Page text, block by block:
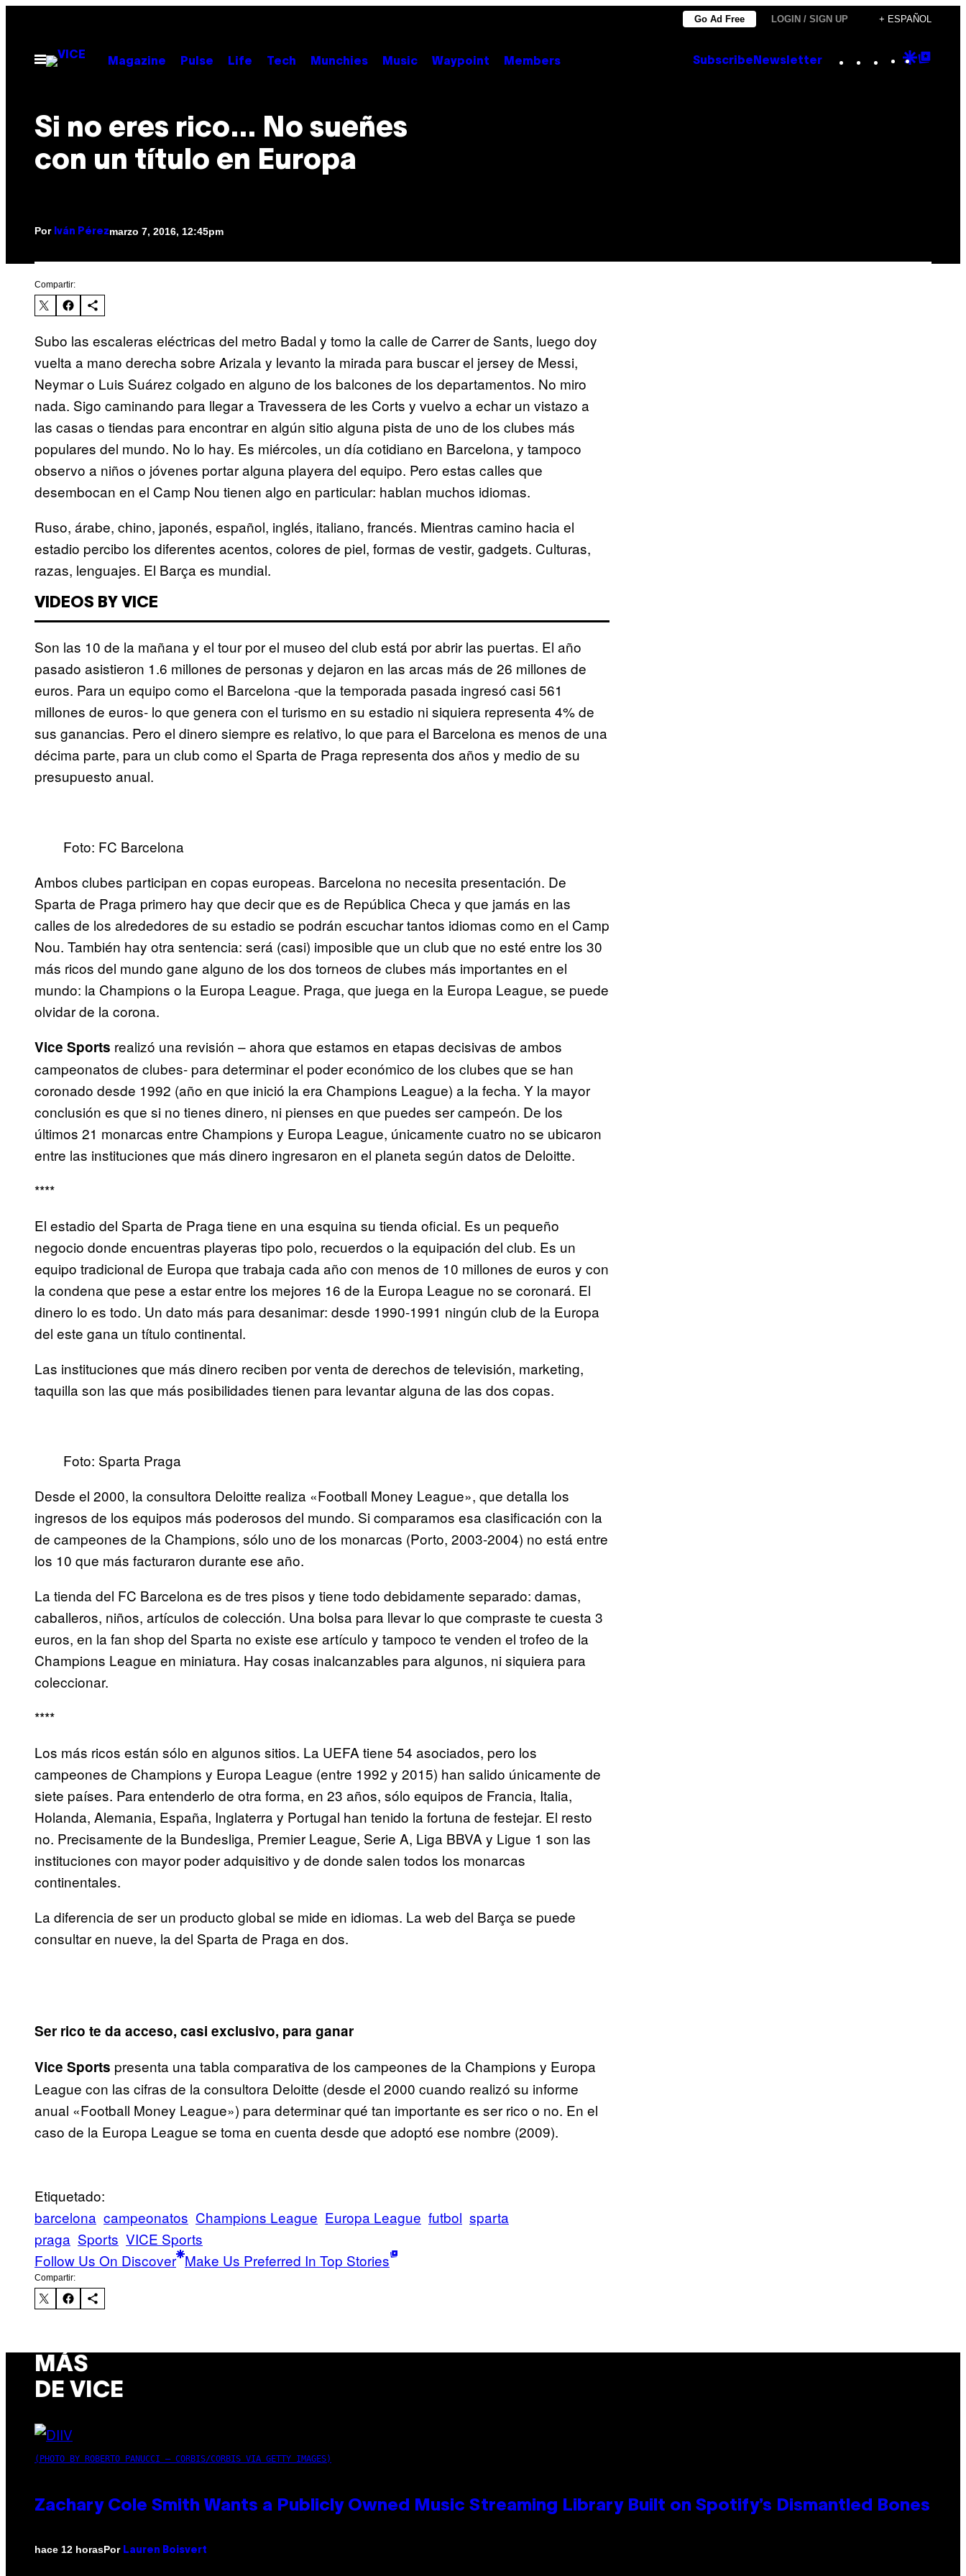
contenido
Go Ad Free LOGIN / SIGN UP + ESPAÑOL
Abrir
Menú
Magazine Pulse Life Tech Munchies Music Waypoint Members Subscribe Newsletter Instagram
TikTok
YouTube
Google
Si no eres rico… No sueñes
con un título en Europa
Por Iván Pérezmarzo 7, 2016, 12:45pm
Compartir:
Subo las escaleras eléctricas del metro Badal y tomo la calle de Carrer de Sants, luego doy
vuelta a mano derecha sobre Arizala y levanto la mirada para buscar el jersey de Messi,
Neymar o Luis Suárez colgado en alguno de los balcones de los departamentos. No miro
nada. Sigo caminando para llegar a Travessera de les Corts y vuelvo a echar un vistazo a
las casas o tiendas para encontrar en algún sitio alguna pista de uno de los clubes más
populares del mundo. No lo hay. Es miércoles, un día cotidiano en Barcelona, y tampoco
observo a niños o jóvenes portar alguna playera del equipo. Pero estas calles que
desembocan en el Camp Nou tienen algo en particular: hablan muchos idiomas.
Ruso, árabe, chino, japonés, español, inglés, italiano, francés. Mientras camino hacia el
estadio percibo los diferentes acentos, colores de piel, formas de vestir, gadgets. Culturas,
razas, lenguajes. El Barça es mundial.
VIDEOS BY VICE
Son las 10 de la mañana y el tour por el museo del club está por abrir las puertas. El año
pasado asistieron 1.6 millones de personas y dejaron en las arcas más de 26 millones de
euros. Para un equipo como el Barcelona -que la temporada pasada ingresó casi 561
millones de euros- lo que genera con el turismo en su estadio ni siquiera representa 4% de
sus ganancias. Pero el dinero siempre es relativo, lo que para el Barcelona es menos de una
décima parte, para un club como el Sparta de Praga representa dos años y medio de su
presupuesto anual.
Foto: FC Barcelona
Ambos clubes participan en copas europeas. Barcelona no necesita presentación. De
Sparta de Praga primero hay que decir que es de República Checa y que jamás en las
calles de los alrededores de su estadio se podrán escuchar tantos idiomas como en el Camp
Nou. También hay otra sentencia: será (casi) imposible que un club que no esté entre los 30
más ricos del mundo gane alguno de los dos torneos de clubes más importantes en el
mundo: la Champions o la Europa League. Praga, que juega en la Europa League, se puede
olvidar de la corona.
Vice Sports realizó una revisión – ahora que estamos en etapas decisivas de ambos
campeonatos de clubes- para determinar el poder económico de los clubes que se han
coronado desde 1992 (año en que inició la era Champions League) a la fecha. Y la mayor
conclusión es que si no tienes dinero, ni pienses en que puedes ser campeón. De los
últimos 21 monarcas entre Champions y Europa League, únicamente cuatro no se ubicaron
entre las instituciones que más dinero ingresaron en el planeta según datos de Deloitte.
****
El estadio del Sparta de Praga tiene en una esquina su tienda oficial. Es un pequeño
negocio donde encuentras playeras tipo polo, recuerdos o la equipación del club. Es un
equipo tradicional de Europa que trabaja cada año con menos de 10 millones de euros y con
la condena que pese a estar entre los mejores 16 de la Europa League no se coronará. El
dinero lo es todo. Un dato más para desanimar: desde 1990-1991 ningún club de la Europa
del este gana un título continental.
Las instituciones que más dinero reciben por venta de derechos de televisión, marketing,
taquilla son las que más posibilidades tienen para levantar alguna de las dos copas.
Foto: Sparta Praga
Desde el 2000, la consultora Deloitte realiza «Football Money League», que detalla los
ingresos de los equipos más poderosos del mundo. Si comparamos esa clasificación con la
de campeones de la Champions, sólo uno de los monarcas (Porto, 2003-2004) no está entre
los 10 que más facturaron durante ese año.
La tienda del FC Barcelona es de tres pisos y tiene todo debidamente separado: damas,
caballeros, niños, artículos de colección. Una bolsa para llevar lo que compraste te cuesta 3
euros, en la fan shop del Sparta no existe ese artículo y tampoco te venden el trofeo de la
Champions League en miniatura. Hay cosas inalcanzables para algunos, ni siquiera para
coleccionar.
****
Los más ricos están sólo en algunos sitios. La UEFA tiene 54 asociados, pero los
campeones de Champions y Europa League (entre 1992 y 2015) han salido únicamente de
siete países. Para entenderlo de otra forma, en 23 años, sólo equipos de Francia, Italia,
Holanda, Alemania, España, Inglaterra y Portugal han tenido la fortuna de festejar. El resto
no. Precisamente de la Bundesliga, Premier League, Serie A, Liga BBVA y Ligue 1 son las
instituciones con mayor poder adquisitivo y de donde salen todos los monarcas
continentales.
La diferencia de ser un producto global se mide en idiomas. La web del Barça se puede
consultar en nueve, la del Sparta de Praga en dos.
Ser rico te da acceso, casi exclusivo, para ganar
Vice Sports presenta una tabla comparativa de los campeones de la Champions y Europa
League con las cifras de la consultora Deloitte (desde el 2000 cuando realizó su informe
anual «Football Money League») para determinar qué tan importante es ser rico o no. En el
caso de la Europa League se toma en cuenta desde que adoptó ese nombre (2009).
Etiquetado:
barcelona campeonatos Champions League Europa League futbol sparta
praga Sports VICE Sports
Follow Us On Discover Make Us Preferred In Top Stories
Compartir:
MÁS
DE VICE
(PHOTO BY ROBERTO PANUCCI – CORBIS/CORBIS VIA GETTY IMAGES)
Zachary Cole Smith Wants a Publicly Owned Music Streaming Library Built on Spotify’s Dismantled Bones
hace 12 horasPor Lauren Boisvert